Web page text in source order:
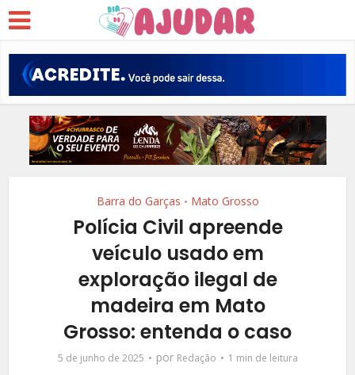
Barra do Garças • Mato Grosso
Polícia Civil apreende
veículo usado em
exploração ilegal de
madeira em Mato
Grosso: entenda o caso
5 de junho de 2025 por Redação 1 min de leitura